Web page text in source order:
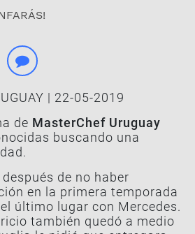
| 22-05-2019
de MasterChef Uruguay
buscando una
de no haber
en la primera temporada
último lugar con Mercedes.
también quedó a medio